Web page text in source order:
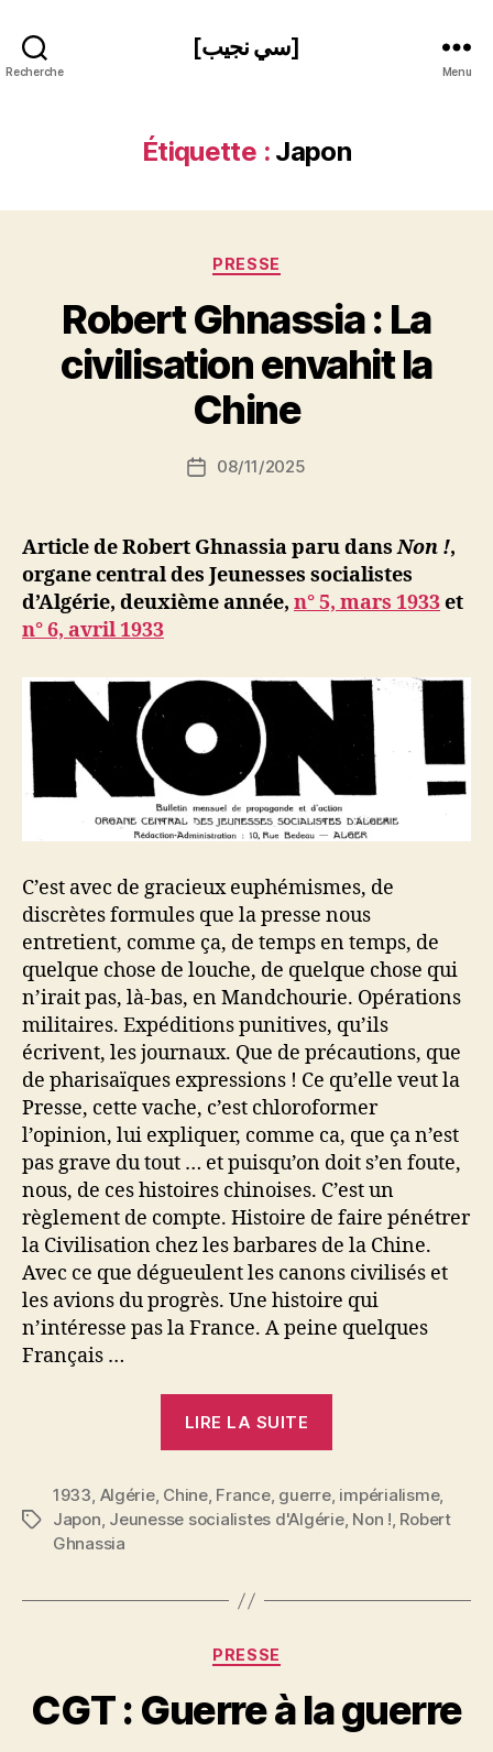
Recherche
[سي نجيب]
Menu
Étiquette : Japon
Catégories
PRESSE
Robert Ghnassia : La
civilisation envahit la
Chine
Auteur
de
a
S
N
ji
b
Date08/11/2025
Article de Robert Ghnassia paru dansNon !,
organe central des Jeunesses socialistes
d’Algérie, deuxième année, n° 5, mars 1933et
n° 6, avril 1933
C’est avec de gracieux euphémismes, de
discrètes formules que la presse nous
entretient, comme ça, de temps en temps, de
quelque chose de louche, de quelque chose qui
n’irait pas, là-bas, en Mandchourie. Opérations
militaires. Expéditions punitives, qu’ils
écrivent, les journaux. Que de précautions, que
de pharisaïques expressions ! Ce qu’elle veut la
Presse, cette vache, c’est chloroformer
l’opinion, lui expliquer, comme ca, que ça n’est
pas grave du tout … et puisqu’on doit s’en foute,
nous, de ces histoires chinoises. C’est un
règlement de compte. Histoire de faire pénétrer
la Civilisation chez les barbares de la Chine.
Avec ce que dégueulent les canons civilisés et
les avions du progrès. Une histoire qui
n’intéresse pas la France. A peine quelques
Français …
LIRE LA SUITE
La
civilisation
Étiquettes
1933, Algérie, Chine, France, guerre, impérialisme,
Japon, Jeunesse socialistes d'Algérie, Non !, Robert
Ghnassia
Catégories
PRESSE
CGT : Guerre à la guerre
S